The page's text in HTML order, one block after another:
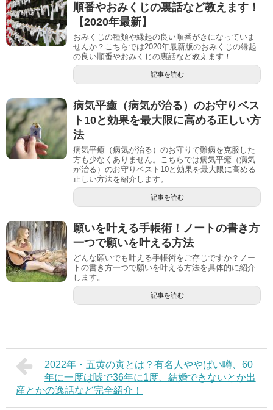
順番やおみくじの裏話など教えます！
【2020年最新】
おみくじの種類や縁起の良い順番がきになっていま
せんか？こちらでは2020年最新版のおみくじの縁起
の良い順番やおみくじの裏話など教えます！
記事を読む
病気平癒（病気が治る）のお守りベス
ト10と効果を最大限に高める正しい方
法
病気平癒（病気が治る）のお守りで難病を克服した
方も少なくありません。こちらでは病気平癒（病気
が治る）のお守りベスト10と効果を最大限に高める
正しい方法を紹介します。
記事を読む
願いを叶える手帳術！ノートの書き方
一つで願いを叶える方法
どんな願いでも叶える手帳術をご存じですか？ノー
トの書き方一つで願いを叶える方法を具体的に紹介
します。
記事を読む
2022年・五黄の寅とは？有名人ややばい噂、60
年に一度は嘘で36年に1度、結婚できないとか出
産とかの逸話など完全紹介！